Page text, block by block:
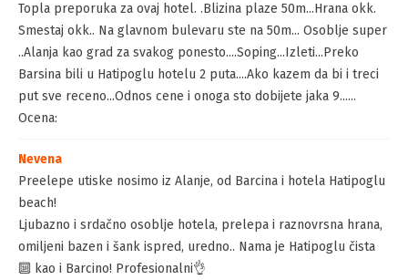
Topla preporuka za ovaj hotel. .Blizina plaze 50m...Hrana okk.
Smestaj okk.. Na glavnom bulevaru ste na 50m... Osoblje super
..Alanja kao grad za svakog ponesto....Soping...Izleti...Preko
Barsina bili u Hatipoglu hotelu 2 puta....Ako kazem da bi i treci
put sve receno...Odnos cene i onoga sto dobijete jaka 9......
Ocena:
Nevena
Preelepe utiske nosimo iz Alanje, od Barcina i hotela Hatipoglu
beach!
Ljubazno i srdačno osoblje hotela, prelepa i raznovrsna hrana,
omiljeni bazen i šank ispred, uredno.. Nama je Hatipoglu čista
🔟 kao i Barcino! Profesionalni👌